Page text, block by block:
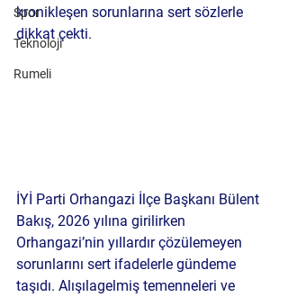
Spor
Teknoloji
Rumeli
kronikleşen sorunlarına sert sözlerle
dikkat çekti.
İYİ Parti Orhangazi İlçe Başkanı Bülent
Bakış, 2026 yılına girilirken
Orhangazi’nin yıllardır çözülemeyen
sorunlarını sert ifadelerle gündeme
taşıdı. Alışılagelmiş temenneleri ve